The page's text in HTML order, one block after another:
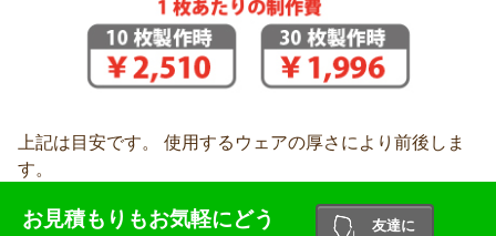
上記は目安です。 使用するウェアの厚さにより前後しま
す。
お見積もりもお気軽にどう
友達に